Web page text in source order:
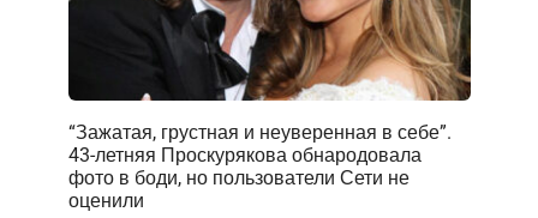
“Зажатая, грустная и неуверенная в себе”.
43-летняя Проскурякова обнародовала
фото в боди, но пользователи Сети не
оценили